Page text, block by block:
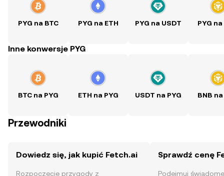
PYG na BTC PYG na ETH PYG na USDT PYG na
Inne konwersje PYG
BTC na PYG ETH na PYG USDT na PYG BNB na
Przewodniki
Dowiedz się, jak kupić Fetch.ai
Rozpoczęcie przygody z
Sprawdź cenę
Podejmuj